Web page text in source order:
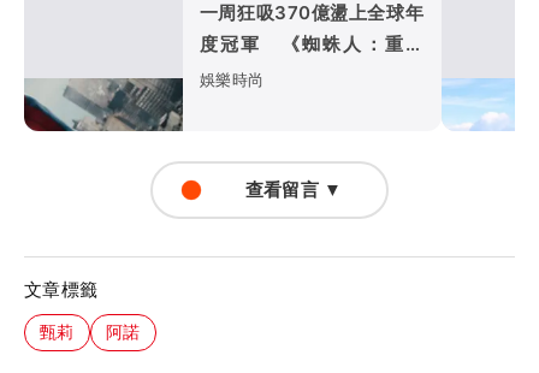
一周狂吸370億盪上全球年
度冠軍 《蜘蛛人：重生
日》如何打敗超級英雄疲
娛樂時尚
查看留言 ▼
文章標籤
甄莉 阿諾